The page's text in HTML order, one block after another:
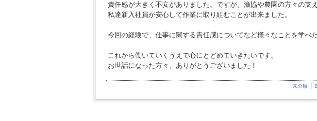
責任感が大きく不安がありました。ですが、漁協や農園の方々の支え
私達新入社員が安心して作業に取り組むことが出来ました。
今回の経験で、仕事に関する責任感についてなど様々なことを学べ
これから働いていくうえで心にとどめていきたいです。
お世話になった方々、ありがとうございました！
未分類